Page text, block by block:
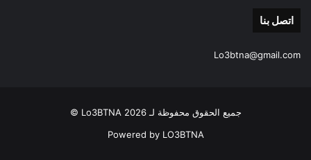
اتصل بنا
Lo3btna@gmail.com
جميع الحقوق محفوظة لـ Lo3BTNA 2026 ©
Powered by LO3BTNA